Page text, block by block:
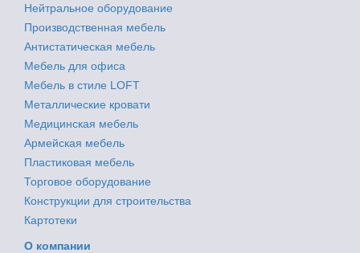
Нейтральное оборудование
Производственная мебель
Антистатическая мебель
Мебель для офиса
Мебель в стиле LOFT
Металлические кровати
Медицинская мебель
Армейская мебель
Пластиковая мебель
Торговое оборудование
Конструкции для строительства
Картотеки
О компании